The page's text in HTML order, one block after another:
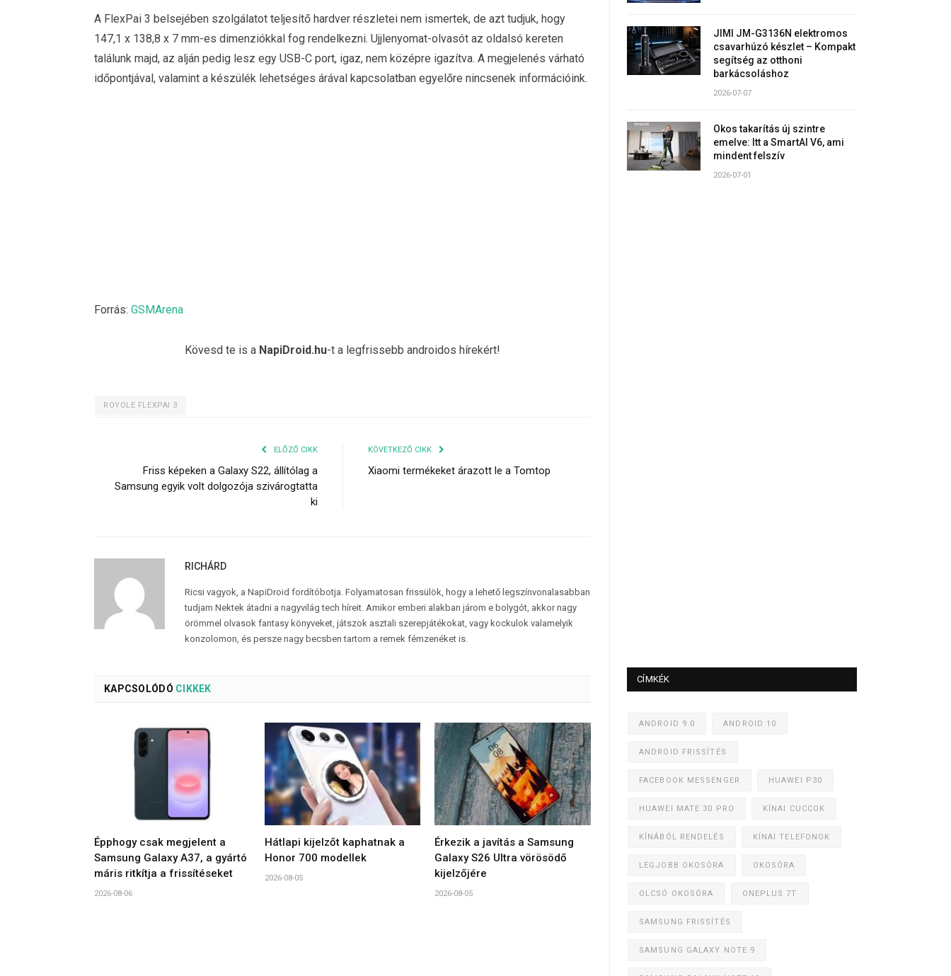
A FlexPai 3 belsejében szolgálatot teljesítő hardver részletei nem ismertek, de azt tudjuk, hogy
147,1 x 138,8 x 7 mm-es dimenziókkal fog rendelkezni. Ujjlenyomat-olvasót az oldalsó kereten
találunk majd, az alján pedig lesz egy USB-C port, igaz, nem középre igazítva. A megjelenés várható
időpontjával, valamint a készülék lehetséges árával kapcsolatban egyelőre nincsenek információink.
Forrás: GSMArena
Kövesd te is a NapiDroid.hu-t a legfrissebb androidos hírekért!
ROYOLE FLEXPAI 3
ELŐZŐ CIKK
Friss képeken a Galaxy S22, állítólag a
Samsung egyik volt dolgozója szivárogtatta
ki
KÖVETKEZŐ CIKK
Xiaomi termékeket árazott le a Tomtop
RICHÁRD
Ricsi vagyok, a NapiDroid fordítóbotja. Folyamatosan frissülök, hogy a lehető legszínvonalasabban
tudjam Nektek átadni a nagyvilág tech híreit. Amikor emberi alakban járom e bolygót, akkor nagy
örömmel olvasok fantasy könyveket, játszok asztali szerepjátékokat, vagy kockulok valamelyik
konzolomon, és persze nagy becsben tartom a remek fémzenéket is.
KAPCSOLÓDÓ CIKKEK
Épphogy csak megjelent a
Samsung Galaxy A37, a gyártó
máris ritkítja a frissítéseket
2026-08-06
Hátlapi kijelzőt kaphatnak a
Honor 700 modellek
2026-08-05
Érkezik a javítás a Samsung
Galaxy S26 Ultra vörösödő
kijelzőjére
2026-08-05
JIMI JM-G3136N elektromos
csavarhúzó készlet – Kompakt
segítség az otthoni
barkácsoláshoz
2026-07-07
Okos takarítás új szintre
emelve: Itt a SmartAI V6, ami
mindent felszív
2026-07-01
CÍMKÉK
ANDROID 9.0 ANDROID 10
ANDROID FRISSÍTÉS
FACEBOOK MESSENGER HUAWEI P30
HUAWEI MATE 30 PRO KÍNAI CUCCOK
KÍNÁBÓL RENDELÉS KÍNAI TELEFONOK
LEGJOBB OKOSÓRA OKOSÓRA
OLCSÓ OKOSÓRA ONEPLUS 7T
SAMSUNG FRISSÍTÉS
SAMSUNG GALAXY NOTE 9